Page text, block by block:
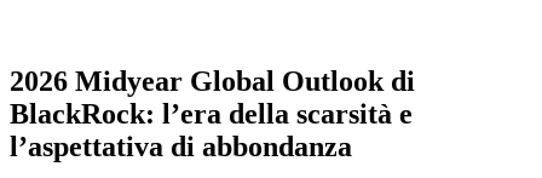
2026 Midyear Global Outlook di
BlackRock: l’era della scarsità e
l’aspettativa di abbondanza